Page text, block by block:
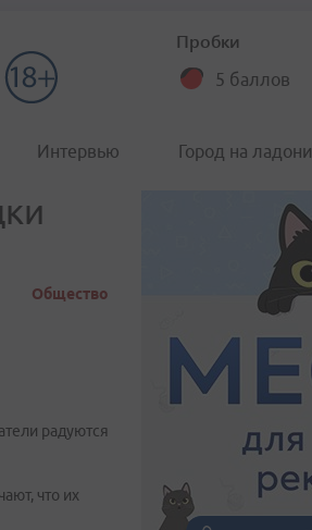
Пробки
5 баллов
Интервью Город на ладони
Общество
радуются
что их